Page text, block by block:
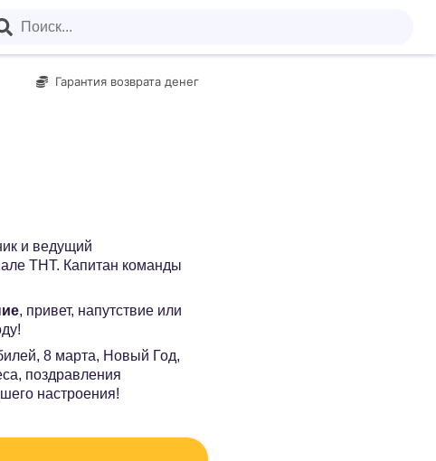
Гарантия возврата денег
и ведущий
ТНТ. Капитан команды
, привет, напутствие или
8 марта, Новый Год,
поздравления
настроения!